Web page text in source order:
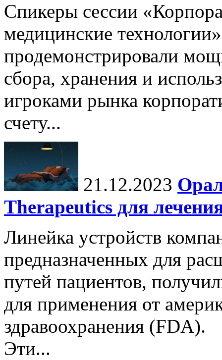
Спикеры сессии
медицинские
продемонстрировали
сбора, хранения и
игроками рынка
счету...
21.12.2023
Therapeutics для
Линейка устройств
предназначенных для
путей пациентов,
для применения от
здравоохранения (FDA).
Эти...